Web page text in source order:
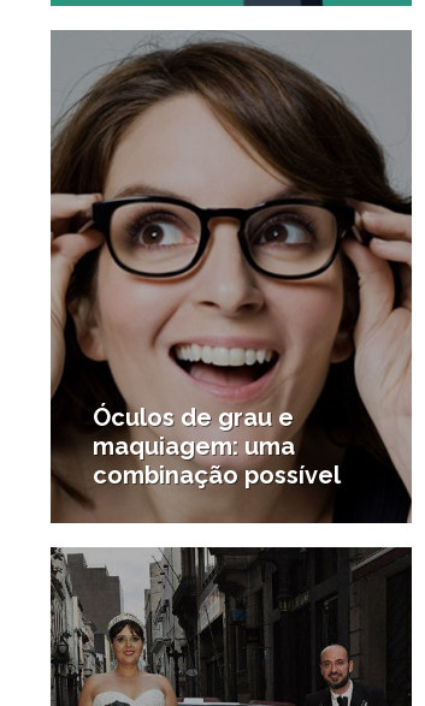
2/07/2018
Óculos de grau e
maquiagem: uma
combinação possível
2/11/2016